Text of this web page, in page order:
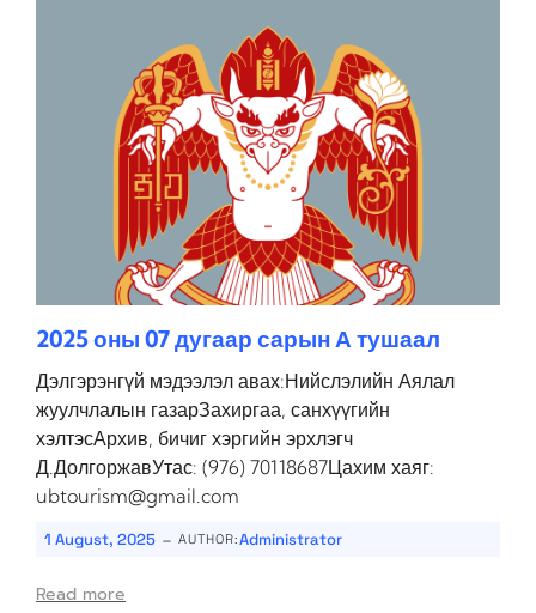
2025 оны 07 дугаар сарын А тушаал
Дэлгэрэнгүй мэдээлэл авах:Нийслэлийн Аялал
жуулчлалын газарЗахиргаа, санхүүгийн
хэлтэсАрхив, бичиг хэргийн эрхлэгч
Д.ДолгоржавУтас: (976) 70118687Цахим хаяг:
ubtourism@gmail.com
1 August, 2025 - AUTHOR:Administrator
Read more